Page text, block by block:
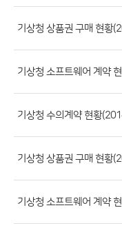
서,
첨
록
일,
조
기상청 상품권 구매 현황
기상청 소프트웨어 계약
기상청 수의계약 현황
기상청 상품권 구매 현황
기상청 소프트웨어 계약